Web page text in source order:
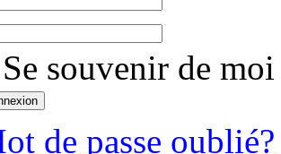
Se souvenir de moi
de passe oublié?